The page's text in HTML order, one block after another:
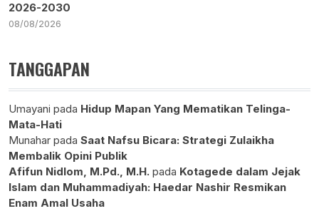
2026-2030
08/08/2026
TANGGAPAN
Umayani pada Hidup Mapan Yang Mematikan Telinga-
Mata-Hati
Munahar pada Saat Nafsu Bicara: Strategi Zulaikha
Membalik Opini Publik
Afifun Nidlom, M.Pd., M.H. pada Kotagede dalam Jejak
Islam dan Muhammadiyah: Haedar Nashir Resmikan
Enam Amal Usaha